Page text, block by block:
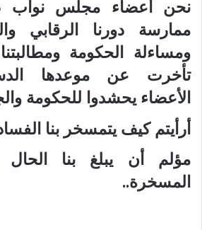
نحن أعضاء مجلس نواب
ممارسة دورنا الرقابي
ومساءلة الحكومة
تأخرت عن موعدها
الأعضاء يحشدوا للحكومة
أرأيتم كيف يتمسخر بنا
مؤلم أن يبلغ بنا
المسخرة..